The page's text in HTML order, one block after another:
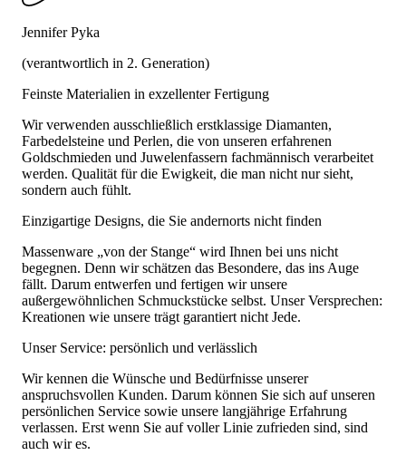
Jennifer Pyka
(verantwortlich in 2. Generation)
Feinste Materialien in exzellenter Fertigung
Wir verwenden ausschließlich erstklassige Diamanten,
Farbedelsteine und Perlen, die von unseren erfahrenen
Goldschmieden und Juwelenfassern fachmännisch verarbeitet
werden. Qualität für die Ewigkeit, die man nicht nur sieht,
sondern auch fühlt.
Einzigartige Designs, die Sie andernorts nicht finden
Massenware „von der Stange“ wird Ihnen bei uns nicht
begegnen. Denn wir schätzen das Besondere, das ins Auge
fällt. Darum entwerfen und fertigen wir unsere
außergewöhnlichen Schmuckstücke selbst. Unser Versprechen:
Kreationen wie unsere trägt garantiert nicht Jede.
Unser Service: persönlich und verlässlich
Wir kennen die Wünsche und Bedürfnisse unserer
anspruchsvollen Kunden. Darum können Sie sich auf unseren
persönlichen Service sowie unsere langjährige Erfahrung
verlassen. Erst wenn Sie auf voller Linie zufrieden sind, sind
auch wir es.